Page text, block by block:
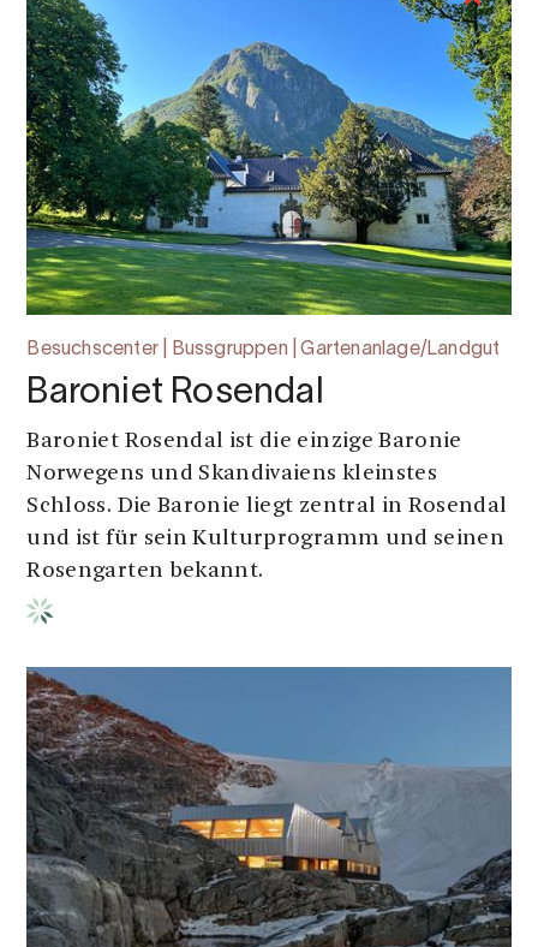
Besuchscenter | Bussgruppen | Gartenanlage/Landgut
Baroniet Rosendal
Baroniet Rosendal ist die einzige Baronie
Norwegens und Skandivaiens kleinstes
Schloss. Die Baronie liegt zentral in Rosendal
und ist für sein Kulturprogramm und seinen
Rosengarten bekannt.